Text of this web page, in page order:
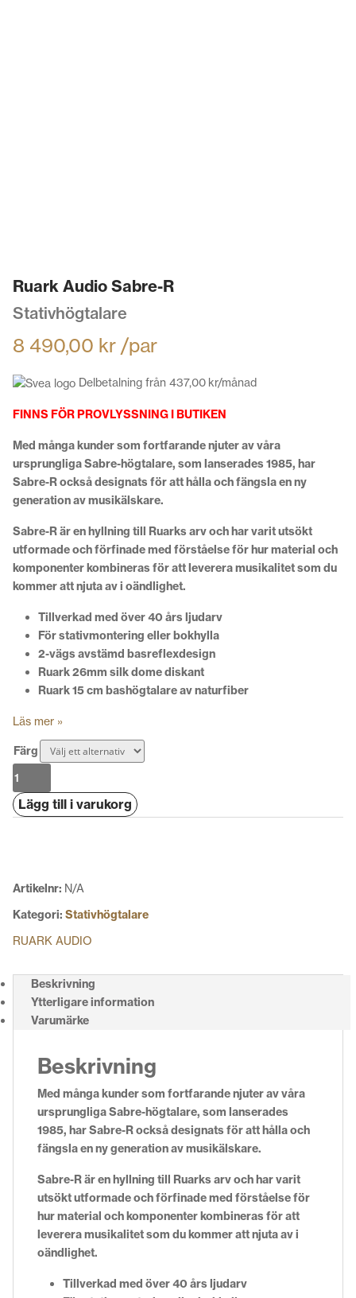
Ruark Audio Sabre-R
Stativhögtalare
8 490,00 kr /par
Delbetalning från 437,00 kr/månad
FINNS FÖR PROVLYSSNING I BUTIKEN
Med många kunder som fortfarande njuter av våra
ursprungliga Sabre-högtalare, som lanserades 1985, har
Sabre-R också designats för att hålla och fängsla en ny
generation av musikälskare.
Sabre-R är en hyllning till Ruarks arv och har varit utsökt
utformade och förfinade med förståelse för hur material och
komponenter kombineras för att leverera musikalitet som du
kommer att njuta av i oändlighet.
Tillverkad med över 40 års ljudarv
För stativmontering eller bokhylla
2-vägs avstämd basreflexdesign
Ruark 26mm silk dome diskant
Ruark 15 cm bashögtalare av naturfiber
Läs mer »
Färg
Ruark
Audio
Sabre-
Lägg till i varukorg
Artikelnr: N/A
Kategori: Stativhögtalare
RUARK AUDIO
Beskrivning
Ytterligare information
Varumärke
Beskrivning
Med många kunder som fortfarande njuter av våra
ursprungliga Sabre-högtalare, som lanserades
1985, har Sabre-R också designats för att hålla och
fängsla en ny generation av musikälskare.
Sabre-R är en hyllning till Ruarks arv och har varit
utsökt utformade och förfinade med förståelse för
hur material och komponenter kombineras för att
leverera musikalitet som du kommer att njuta av i
oändlighet.
Tillverkad med över 40 års ljudarv